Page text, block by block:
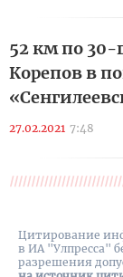
52 км по 30-
Корепов в
27.02.2021 7:48
Цитирование
в ИА "Улпресса"
разрешения